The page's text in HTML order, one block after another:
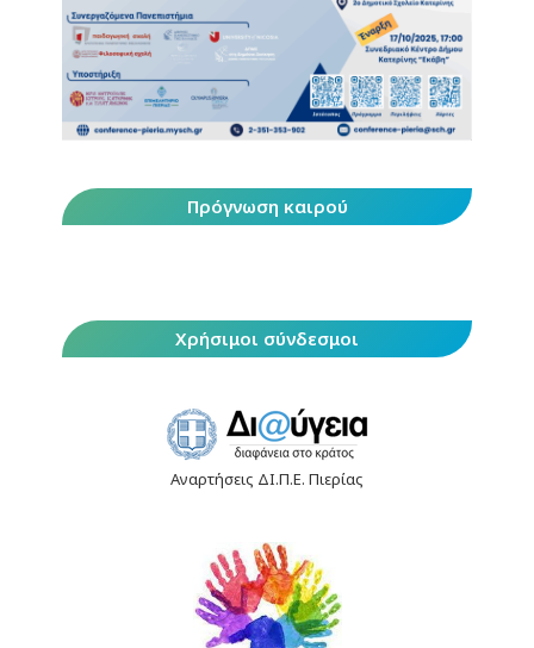
Πρόγνωση καιρού
Χρήσιμοι σύνδεσμοι
Αναρτήσεις ΔΙ.Π.Ε. Πιερίας